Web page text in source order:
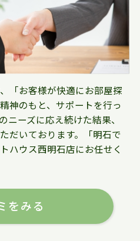
「お客様が快適にお部屋探
神のもと、サポートを行っ
ニーズに応え続けた結果、
だいております。「明石で
ハウス西明石店にお任せく
をみる